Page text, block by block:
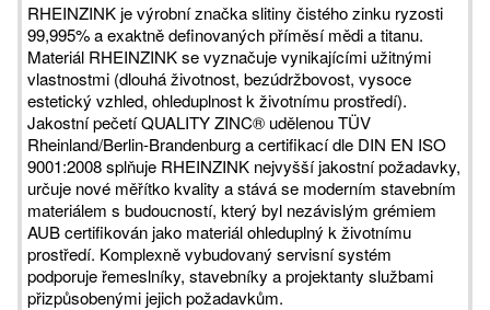
RHEINZINK je výrobní značka slitiny čistého zinku ryzosti
99,995% a exaktně definovaných příměsí mědi a titanu.
Materiál RHEINZINK se vyznačuje vynikajícími užitnými
vlastnostmi (dlouhá životnost, bezúdržbovost, vysoce
estetický vzhled, ohleduplnost k životnímu prostředí).
Jakostní pečetí QUALITY ZINC® udělenou TÜV
Rheinland/Berlin-Brandenburg a certifikací dle DIN EN ISO
9001:2008 splňuje RHEINZINK nejvyšší jakostní požadavky,
určuje nové měřítko kvality a stává se moderním stavebním
materiálem s budoucností, který byl nezávislým grémiem
AUB certifikován jako materiál ohleduplný k životnímu
prostředí. Komplexně vybudovaný servisní systém
podporuje řemeslníky, stavebníky a projektanty službami
přizpůsobenými jejich požadavkům.